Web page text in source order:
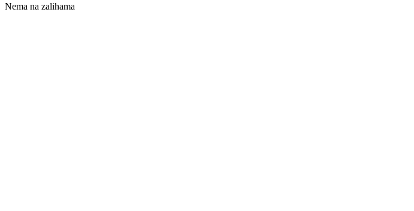
Nema na zalihama